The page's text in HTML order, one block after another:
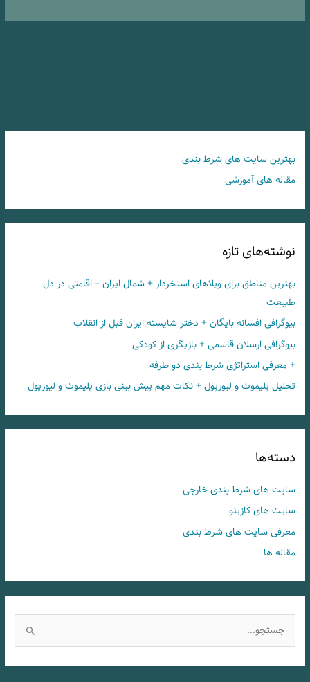
بهترین سایت های شرط بندی
مقاله های آموزشی
نوشته‌های تازه
بهترین مناطق برای ویلاهای استخردار + شمال ایران – اقامتی در دل
طبیعت
بیوگرافی افسانه بایگان + دختر شایسته ایران قبل از انقلاب
بیوگرافی ارسلان قاسمی + بازیگری از کودکی
+ معرفی استراتژی شرط بندی دو طرفه
تحلیل پلیموث و لیورپول + نکات مهم پیش بینی بازی پلیموث و لیورپول
دسته‌ها
سایت های شرط بندی خارجی
سایت های کازینو
معرفی سایت های شرط بندی
مقاله ها